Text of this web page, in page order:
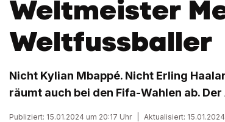
Weltmeister
Weltfussballer
Nicht Kylian Mbappé. Nicht Erling
räumt auch bei den Fifa-Wahlen ab.
Publiziert: 15.01.2024 um 20:17 Uhr Aktualisiert: